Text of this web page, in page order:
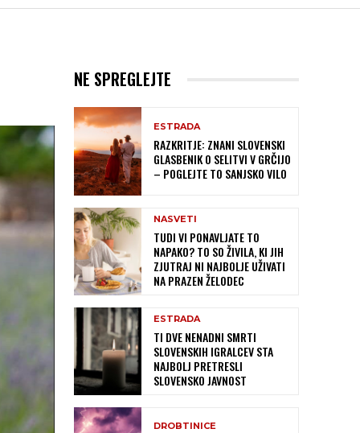
NE SPREGLEJTE
ESTRADA
RAZKRITJE: ZNANI SLOVENSKI
GLASBENIK O SELITVI V GRČIJO
– POGLEJTE TO SANJSKO VILO
NASVETI
TUDI VI PONAVLJATE TO
NAPAKO? TO SO ŽIVILA, KI JIH
ZJUTRAJ NI NAJBOLJE UŽIVATI
NA PRAZEN ŽELODEC
ESTRADA
TI DVE NENADNI SMRTI
SLOVENSKIH IGRALCEV STA
NAJBOLJ PRETRESLI
SLOVENSKO JAVNOST
DROBTINICE